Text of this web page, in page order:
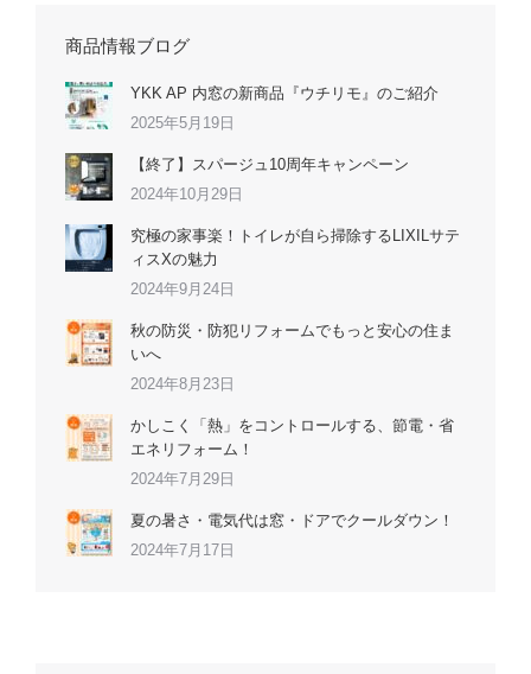
商品情報ブログ
YKK AP 内窓の新商品『ウチリモ』のご紹介
2025年5月19日
【終了】スパージュ10周年キャンペーン
2024年10月29日
究極の家事楽！トイレが自ら掃除するLIXILサテ
ィスXの魅力
2024年9月24日
秋の防災・防犯リフォームでもっと安心の住ま
いへ
2024年8月23日
かしこく「熱」をコントロールする、節電・省
エネリフォーム！
2024年7月29日
夏の暑さ・電気代は窓・ドアでクールダウン！
2024年7月17日